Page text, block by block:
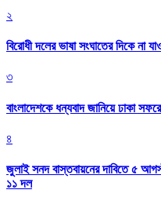
২
বিরোধী দলের ভাষা সংঘাতের দিকে না
৩
বাংলাদেশকে ধন্যবাদ জানিয়ে ঢাকা
৪
জুলাই সনদ বাস্তবায়নের দাবিতে ৫
১১ দল